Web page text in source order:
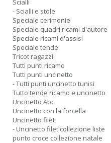
Scialli
- Scialli e stole
Speciale cerimonie
Speciale quadri ricami d'autore
Speciale ricami d'assisi
Speciale tende
Tricot ragazzi
Tutti punti ricamo
Tutti punti uncinetto
- Tutti punti uncinetto tunisi
Tutto tende ricamo e uncinetto
Uncinetto Abc
Uncinetto con la forcella
Uncinetto filet
- Uncinetto filet collezione liste
punto croce collezione natale